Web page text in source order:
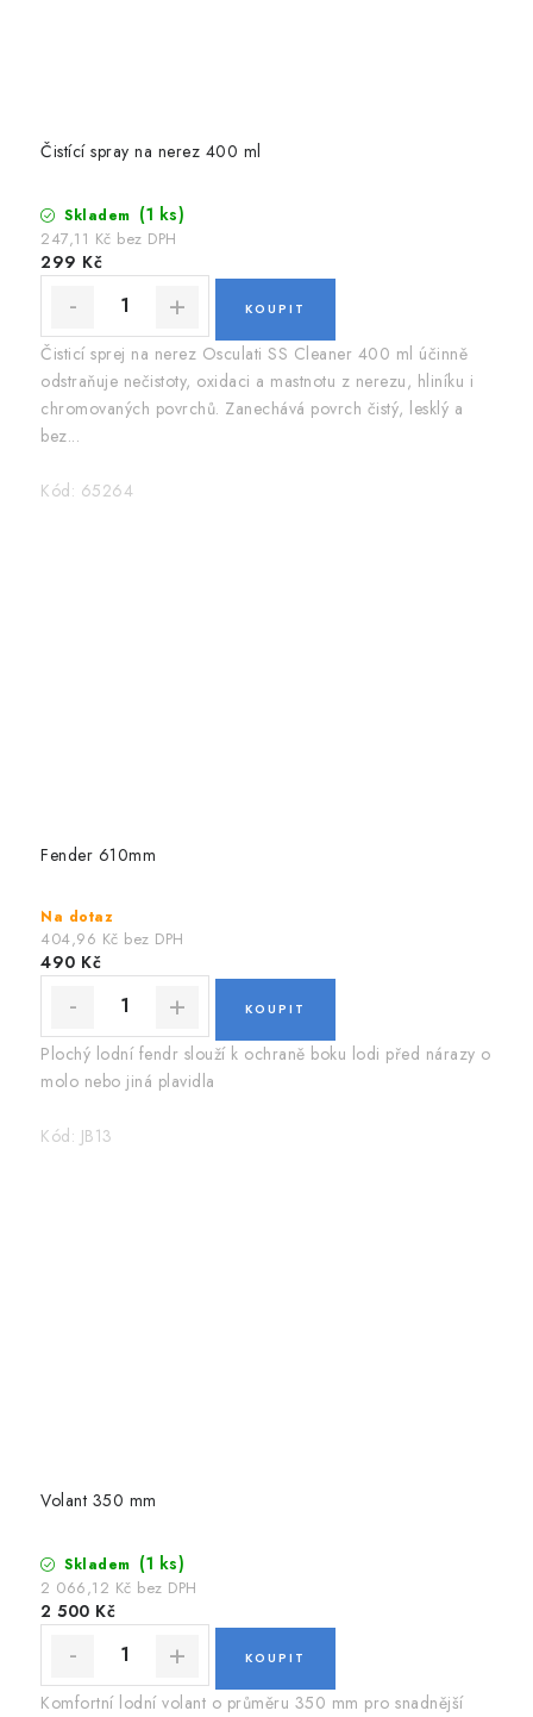
Čistící spray na nerez 400 ml
Skladem (1 ks)
247,11 Kč bez DPH
299 Kč
Čisticí sprej na nerez Osculati SS Cleaner 400 ml účinně
odstraňuje nečistoty, oxidaci a mastnotu z nerezu, hliníku i
chromovaných povrchů. Zanechává povrch čistý, lesklý a
bez...
Kód: 65264
Fender 610mm
Na dotaz
404,96 Kč bez DPH
490 Kč
Plochý lodní fendr slouží k ochraně boku lodi před nárazy o
molo nebo jiná plavidla
Kód: JB13
Volant 350 mm
Skladem (1 ks)
2 066,12 Kč bez DPH
2 500 Kč
Komfortní lodní volant o průměru 350 mm pro snadnější